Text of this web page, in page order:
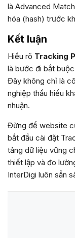
là Advanced
hóa (hash) trước
Kết luận
Hiểu rõ Tracking
là bước đi bắt
Đây không chỉ là
nghiệp thấu hiểu
nhuận.
Đừng để website
bắt đầu cài đặt
tảng dữ liệu vững
thiết lập và đo
InterDigi luôn sẵn